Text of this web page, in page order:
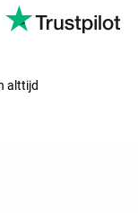
alttijd